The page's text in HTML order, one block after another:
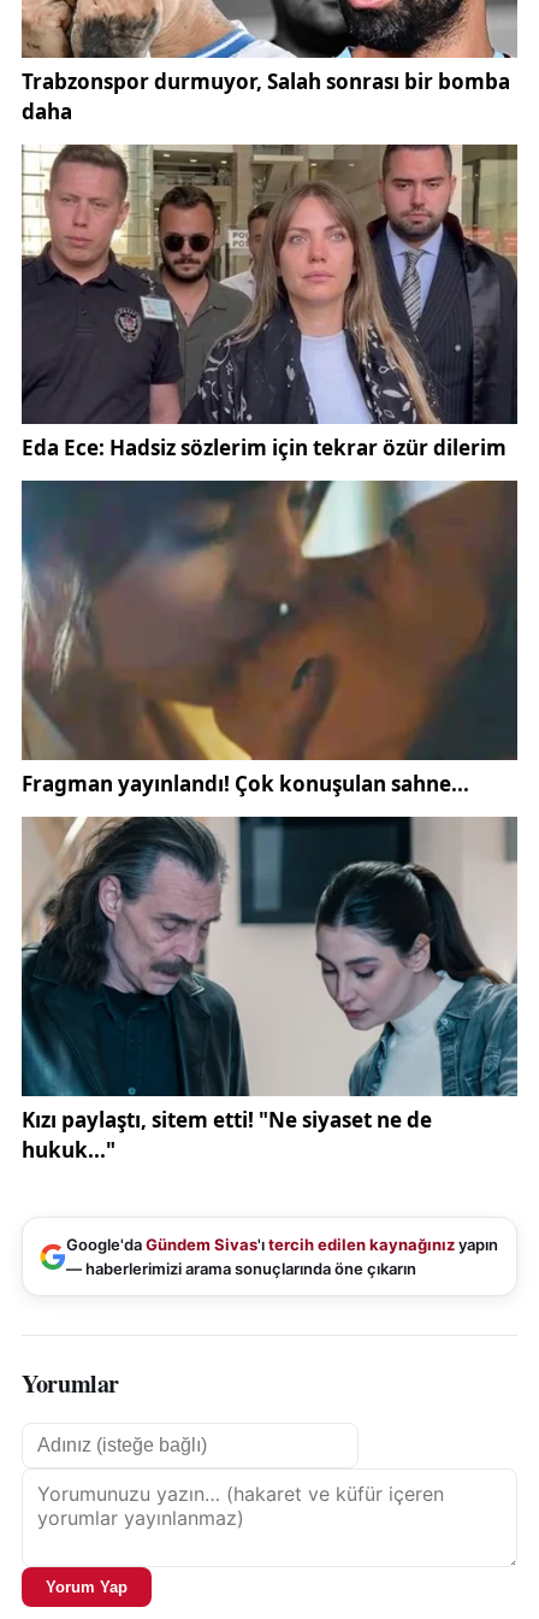
kaybetmiş, 29 kişi yaralanmıştı. Çok sayıda binada
hasar meydana gelmiş, bölge artçı depremlerle
sarsılmaya devam etmişti. Uzmanlar, 4.9
büyüklüğündeki son depremin bu artçı sarsıntıların
devamı olabileceğini belirtiyor.
Jeoloji uzmanları, Balıkesir ve çevresinin aktif fay
hatları üzerinde bulunduğunu hatırlatarak
vatandaşları dikkatli olmaya çağırıyor. Uzmanlar,
özellikle
Sındırgı, Bigadiç ve
Dursunbeyçevresindeki yerleşim yerlerinde yapı
denetimlerinin önemine dikkat çekiyor.
Sivas’ta yaşanan doğal afetler
sonrasında da
gündeme gelen deprem gerçeği, Türkiye’nin farklı
bölgelerinde riskin sürdüğünü bir kez daha ortaya
koyuyor.
AFAD, vatandaşlara deprem anında panik
yapmamaları, güvenli alanlarda toplanmaları ve acil
durum çantalarını hazır bulundurmaları çağrısında
bulundu. Ayrıca, İçişleri Bakanlığı’nın “Afet ve Acil
Durum” bilgilendirme sayfalarında yer alan “çök-
kapan-tutun” yönteminin deprem sırasında hayati
önem taşıdığı hatırlatıldı.
Kaynak:SonDakika
Google'daGündem Sivas'ıtercih edilen kaynağınızyapın
— haberlerimizi arama sonuçlarında öne çıkarın
Yorumlar
Yorum Yap